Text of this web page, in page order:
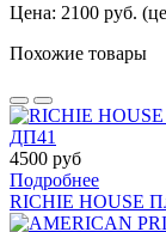
Цена: 2100 руб.
Похожие товары
4500 руб
Подробнее
RICHIE HOUSE